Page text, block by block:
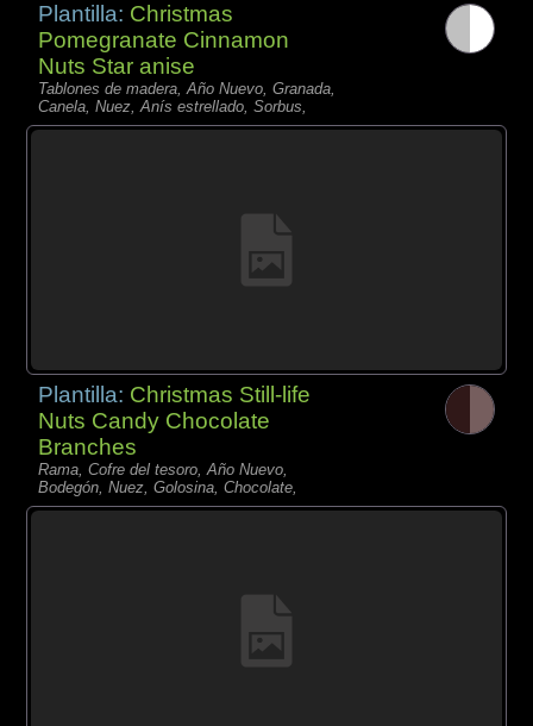
Plantilla: Christmas
Pomegranate Cinnamon
Nuts Star anise
Tablones de madera, Año Nuevo, Granada,
Canela, Nuez, Anís estrellado, Sorbus,
Plantilla: Christmas Still-life
Nuts Candy Chocolate
Branches
Rama, Cofre del tesoro, Año Nuevo,
Bodegón, Nuez, Golosina, Chocolate,